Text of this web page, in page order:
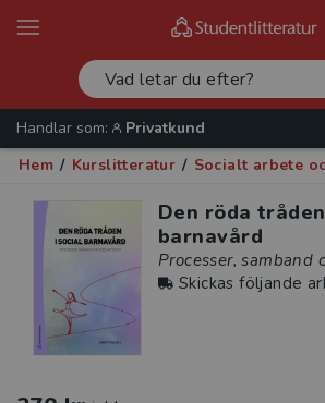
Handlar som:
Privatkund
Hem / Kurslitteratur / Socialt arbete
Den röda
barnavård
Processer, samband
Skickas följande